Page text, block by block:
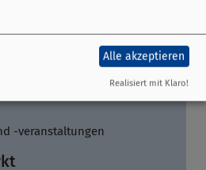
-veranstaltungen
Alle akzeptieren
Realisiert mit Klaro!